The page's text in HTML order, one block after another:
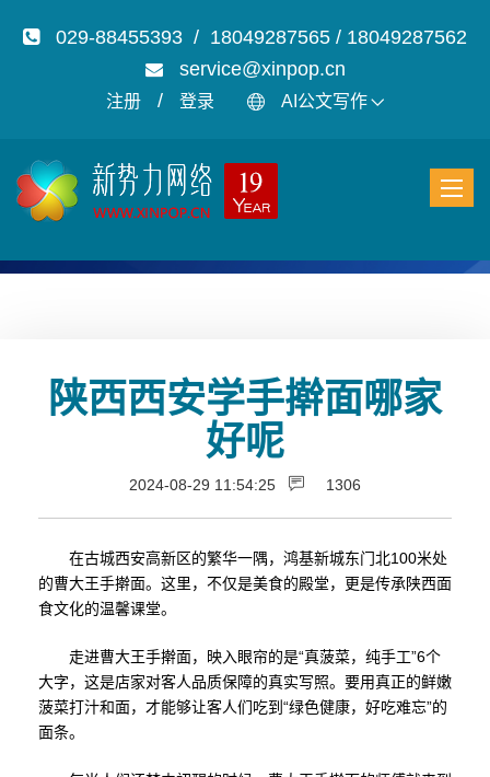
029-88455393 / 18049287565 / 18049287562
service@xinpop.cn
注册 / 登录 AI公文写作
陕西西安学手擀面哪家
好呢
2024-08-29 11:54:25 1306
在古城西安高新区的繁华一隅，鸿基新城东门北100米处
的曹大王手擀面。这里，不仅是美食的殿堂，更是传承陕西面
食文化的温馨课堂。
走进曹大王手擀面，映入眼帘的是“真菠菜，纯手工”6个
大字，这是店家对客人品质保障的真实写照。要用真正的鲜嫩
菠菜打汁和面，才能够让客人们吃到“绿色健康，好吃难忘”的
面条。